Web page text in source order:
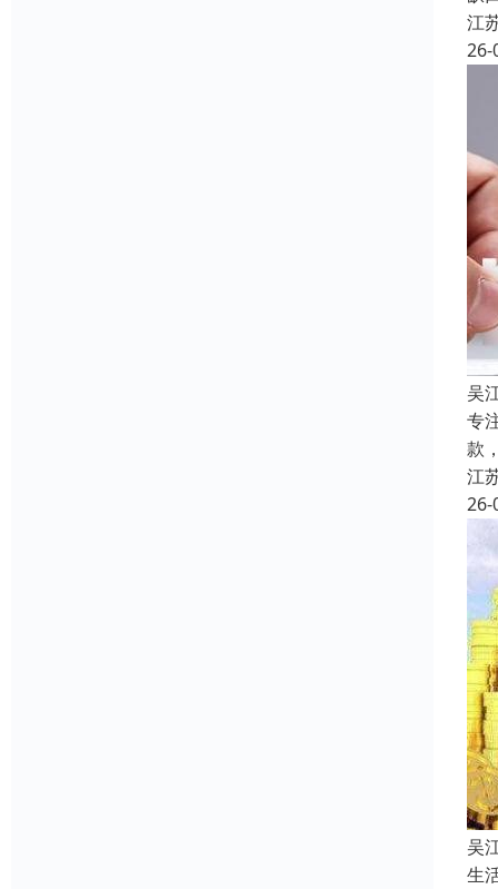
江
26-
吴
专
款
江
26-
吴
生